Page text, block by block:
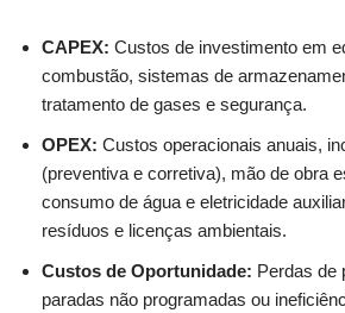
CAPEX: Custos de investimento em
combustão, sistemas de
tratamento de gases e segurança.
OPEX: Custos operacionais anuais,
(preventiva e corretiva), mão de obra
consumo de água e eletricidade
resíduos e licenças ambientais.
Custos de Oportunidade: Perdas de
paradas não programadas ou